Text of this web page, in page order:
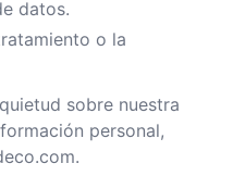
datos.
o la
sobre nuestra
personal,
.